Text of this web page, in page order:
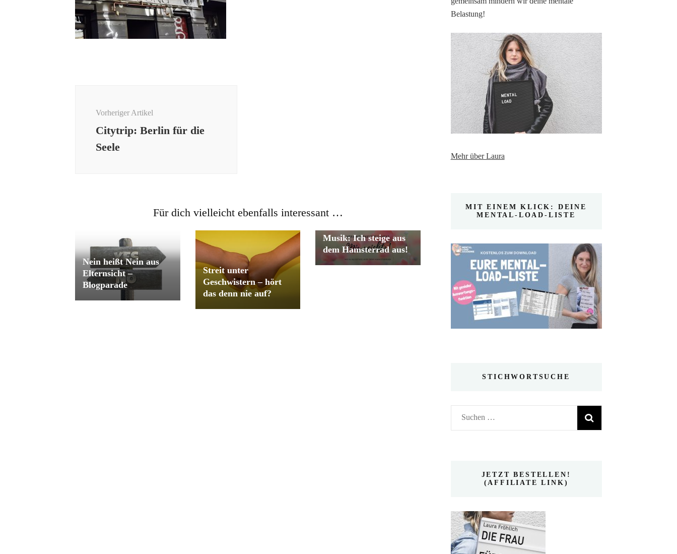
Vorheriger Artikel
Citytrip: Berlin für die
Seele
Für dich vielleicht ebenfalls interessant …
Nein heißt Nein aus
Elternsicht –
Blogparade
Streit unter
Geschwistern – hört
das denn nie auf?
Musik: Ich steige aus
dem Hamsterrad aus!
Belastung!
Mehr über Laura
MIT EINEM KLICK: DEINE
MENTAL-LOAD-LISTE
STICHWORTSUCHE
Suchen
nach:
JETZT BESTELLEN!
(AFFILIATE LINK)